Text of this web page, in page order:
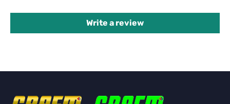
Write a review